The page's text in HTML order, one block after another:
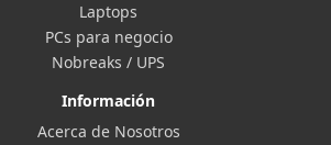
Laptops
PCs para negocio
Nobreaks / UPS
Información
Acerca de Nosotros